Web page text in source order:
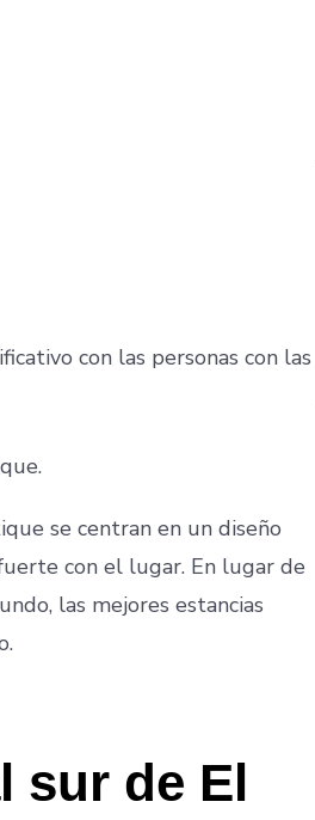
con las personas con las
se centran en un diseño
con el lugar. En lugar de
las mejores estancias
sur de El